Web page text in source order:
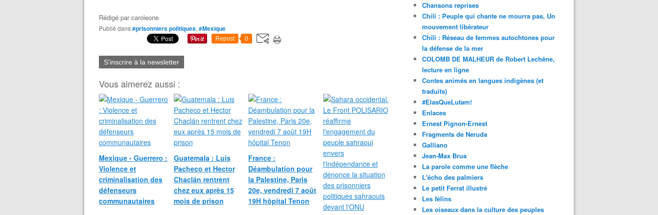
Rédigé parcaroleone
Publié dans#prisonniers politiques, #Mexique
Repost 0
S'inscrire à la newsletter
Vous aimerez aussi :
Mexique - Guerrero :
Violence et
criminalisation des
défenseurs
communautaires
Guatemala : Luis
Pacheco et Hector
Chaclán rentrent
chez eux après 15
mois de prison
France :
Déambulation pour
la Palestine, Paris
20e, vendredi 7 août
19H hôpital Tenon
Chansons reprises
Chili : Peuple qui chante ne mourra pas, Un
mouvement libérateur
Chili : Réseau de femmes autochtones pour
la défense de la mer
COLOMB DE MALHEUR de Robert Lechêne,
lecture en ligne
Contes animés en langues indigènes (et
traduits)
#ElasQueLutam!
Enlaces
Ernest Pignon-Ernest
Fragments de Neruda
Galliano
Jean-Max Brua
La parole comme une flèche
L'écho des palmiers
Le petit Ferrat illustré
Les félins
Les oiseaux dans la culture des peuples